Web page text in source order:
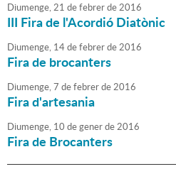
Diumenge,21 defebrerde2016
III Fira de l'Acordió Diatònic
Diumenge, 14defebrerde2016
Fira de brocanters
Diumenge,7 defebrerde2016
Fira d'artesania
Diumenge, 10 degenerde2016
Fira de Brocanters